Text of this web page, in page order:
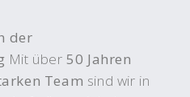
der
Mit über50 Jahren
Team sind wir in